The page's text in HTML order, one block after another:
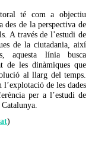
té com a objectiu
de la perspectiva de
A través de l’estudi de
de la ciutadania, així
aquesta línia busca
de les dinàmiques que
al llarg del temps.
de les dades
per a l’estudi de
)